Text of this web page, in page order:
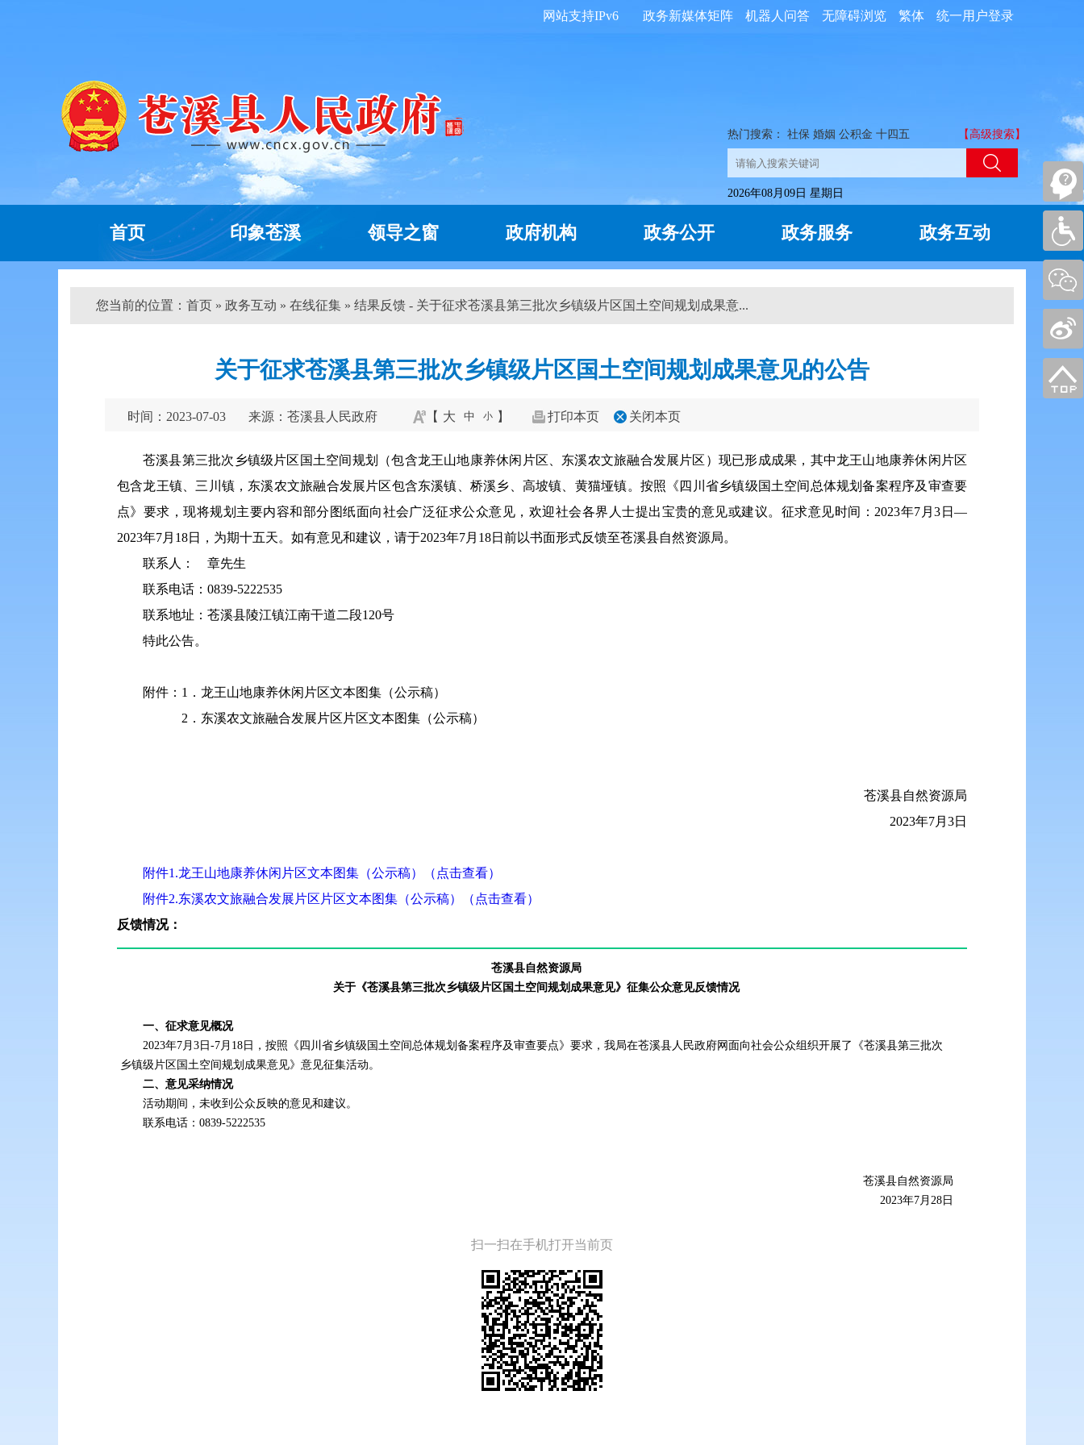
统一用户登录
繁体
无障碍浏览
机器人问答
政务新媒体矩阵
网站支持IPv6
热门搜索： 社保 婚姻 公积金 十四五 【高级搜索】
2026年08月09日 星期日
首页 印象苍溪 领导之窗 政府机构 政务公开 政务服务 政务互动
您当前的位置： 首页 » 政务互动 » 在线征集 » 结果反馈 - 关于征求苍溪县第三批次乡镇级片区国土空间规划成果意...
关于征求苍溪县第三批次乡镇级片区国土空间规划成果意见的公告
时间：2023-07-03 来源：苍溪县人民政府 【 大 中 小 】 打印本页 关闭本页
苍溪县第三批次乡镇级片区国土空间规划（包含龙王山地康养休闲片区、东溪农文旅融合发展片区）现已形成成果，其中龙王山地康养休闲片区
包含龙王镇、三川镇，东溪农文旅融合发展片区包含东溪镇、桥溪乡、高坡镇、黄猫垭镇。按照《四川省乡镇级国土空间总体规划备案程序及审查要
点》要求，现将规划主要内容和部分图纸面向社会广泛征求公众意见，欢迎社会各界人士提出宝贵的意见或建议。征求意见时间：2023年7月3日—
2023年7月18日，为期十五天。如有意见和建议，请于2023年7月18日前以书面形式反馈至苍溪县自然资源局。
联系人： 章先生
联系电话：0839-5222535
联系地址：苍溪县陵江镇江南干道二段120号
特此公告。
附件：1．龙王山地康养休闲片区文本图集（公示稿）
2．东溪农文旅融合发展片区片区文本图集（公示稿）
苍溪县自然资源局
2023年7月3日
附件1.龙王山地康养休闲片区文本图集（公示稿）（点击查看）
附件2.东溪农文旅融合发展片区片区文本图集（公示稿）（点击查看）
反馈情况：
苍溪县自然资源局
关于《苍溪县第三批次乡镇级片区国土空间规划成果意见》征集公众意见反馈情况
一、征求意见概况
2023年7月3日-7月18日，按照《四川省乡镇级国土空间总体规划备案程序及审查要点》要求，我局在苍溪县人民政府网面向社会公众组织开展了《苍溪县第三批次
乡镇级片区国土空间规划成果意见》意见征集活动。
二、意见采纳情况
活动期间，未收到公众反映的意见和建议。
联系电话：0839-5222535
苍溪县自然资源局
2023年7月28日
扫一扫在手机打开当前页